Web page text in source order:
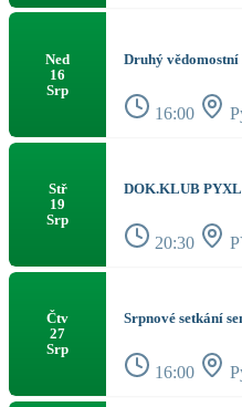
Ned
16
Srp
Druhý
16:00
Stř
19
Srp
DOK.KLUB
20:30
Čtv
27
Srp
Srpnové setkání
16:00